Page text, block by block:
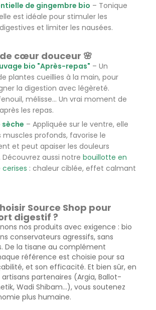
de gingembre bio – Tonique
est idéale pour stimuler les
et limiter les nausées.
cœur douceur 🌸
bio "Après-repas" – Un
plantes cueillies à la main, pour
la digestion avec légèreté.
mélisse... Un vrai moment de
les repas.
– Appliquée sur le ventre, elle
muscles profonds, favorise le
et peut apaiser les douleurs
Découvrez aussi notre bouillotte en
: chaleur ciblée, effet calmant
Source Shop pour
digestif ?
nos produits avec exigence : bio
conservateurs agressifs, sans
De la tisane au complément
référence est choisie pour sa
et son efficacité. Et bien sûr, en
partenaires (Argia, Ballot-
Wadi Shibam…), vous soutenez
plus humaine.